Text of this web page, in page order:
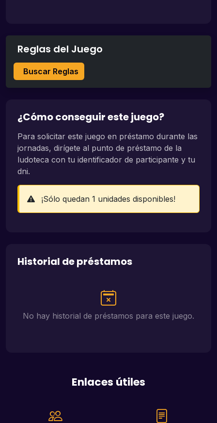
Reglas del Juego
Buscar Reglas
¿Cómo conseguir este juego?
Para solicitar este juego en préstamo durante las
jornadas, dirígete al punto de préstamo de la
ludoteca con tu identificador de participante y tu
dni.
¡Sólo quedan 1 unidades disponibles!
Historial de préstamos
No hay historial de préstamos para este juego.
Enlaces útiles